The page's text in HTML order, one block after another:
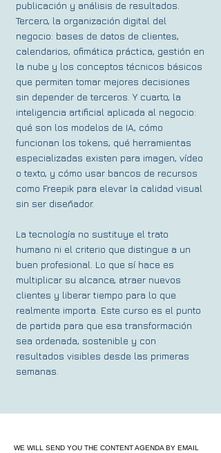
publicación y análisis de resultados.
Tercero, la organización digital del
negocio: bases de datos de clientes,
calendarios, ofimática práctica, gestión en
la nube y los conceptos técnicos básicos
que permiten tomar mejores decisiones
sin depender de terceros. Y cuarto, la
inteligencia artificial aplicada al negocio:
qué son los modelos de IA, cómo
funcionan los tokens, qué herramientas
especializadas existen para imagen, vídeo
o texto, y cómo usar bancos de recursos
como Freepik para elevar la calidad visual
sin ser diseñador.
La tecnología no sustituye el trato
humano ni el criterio que distingue a un
buen profesional. Lo que sí hace es
multiplicar su alcance, atraer nuevos
clientes y liberar tiempo para lo que
realmente importa. Este curso es el punto
de partida para que esa transformación
sea ordenada, sostenible y con
resultados visibles desde las primeras
semanas.
WE WILL SEND YOU THE CONTENT AGENDA BY EMAIL